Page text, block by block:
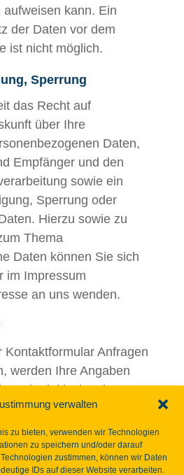
verwalten
zu bieten, verwenden wir Technologien
zu speichern und/oder darauf
zustimmen, können wir Daten
IDs auf dieser Website verarbeiten.
kann. Ein
der Daten vor dem
ist nicht möglich.
Sperrung
das Recht auf
über Ihre
Daten,
Empfänger und den
sowie ein
Sperrung oder
Hierzu sowie zu
Thema
Daten können Sie sich
im Impressum
an uns wenden.
Kontaktformular Anfragen
werden Ihre Angaben
inklusive der von
Kontaktdaten
der Anfrage und für den
bei uns
Daten geben wir nicht